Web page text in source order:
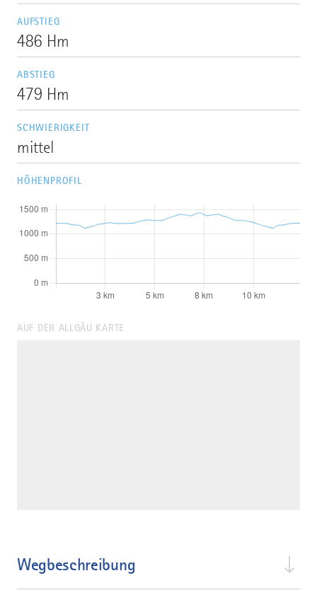
AUFSTIEG
486 Hm
ABSTIEG
479 Hm
SCHWIERIGKEIT
mittel
HÖHENPROFIL
AUF DER ALLGÄU KARTE
Wegbeschreibung